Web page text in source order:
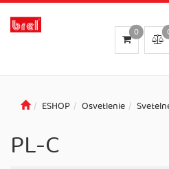
0
ESHOP Osvetlenie
PL-C